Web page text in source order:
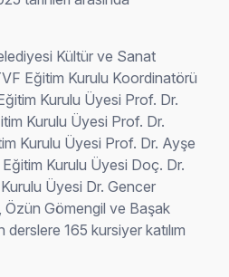
Kültür ve Sanat
Eğitim Kurulu Koordinatörü
Kurulu Üyesi Prof. Dr.
Kurulu Üyesi Prof. Dr.
Kurulu Üyesi Prof. Dr. Ayşe
Kurulu Üyesi Doç. Dr.
Üyesi Dr. Gencer
Özün Gömengil ve Başak
165 kursiyer katılım